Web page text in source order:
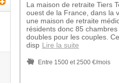
La maison de retraite Tiers
ouest de la France, dans la
une maison de retraite
résidents donc 85
doubles pour les couples.
disp Lire la suite
Entre 1500 et 2500 €/mois